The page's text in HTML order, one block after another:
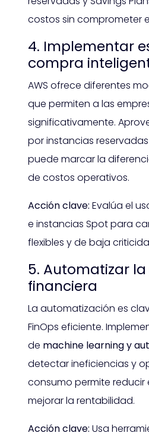
costos sin comprometer
4. Implementar
compra
AWS ofrece diferentes
que permiten a las
significativamente.
por instancias
puede marcar la
de costos operativos.
Acción clave: Evalúa el
e instancias Spot para
flexibles y de baja
5. Automatizar
financiera
La automatización es
FinOps eficiente.
de machine learning y
detectar ineficiencias y
consumo permite
mejorar la rentabilidad.
Acción clave: Usa